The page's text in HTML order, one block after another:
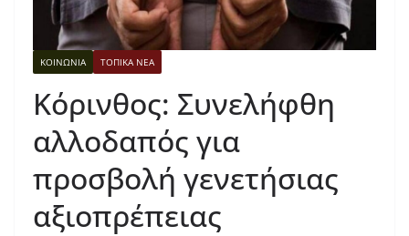
ΚΟΙΝΩΝΙΑ ΤΟΠΙΚΑ ΝΕΑ
Κόρινθος: Συνελήφθη
αλλοδαπός για
προσβολή γενετήσιας
αξιοπρέπειας